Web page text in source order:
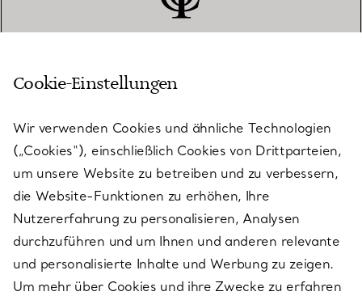
KUNDENSERVICE
SERVICES
ÜBER TIFFANY & CO.
RECHTLICHE HINWEISE
Cookie-Einstellungen
Wir verwenden Cookies und ähnliche Technologien
(„Cookies“), einschließlich Cookies von Drittparteien,
um unsere Website zu betreiben und zu verbessern,
die Website-Funktionen zu erhöhen, Ihre
Nutzererfahrung zu personalisieren, Analysen
durchzuführen und um Ihnen und anderen relevante
und personalisierte Inhalte und Werbung zu zeigen.
Um mehr über Cookies und ihre Zwecke zu erfahren